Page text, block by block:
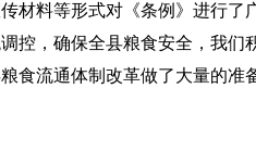
材料等形式对《条例》进行
控，确保全县粮食安全，我
食流通体制改革做了大量的